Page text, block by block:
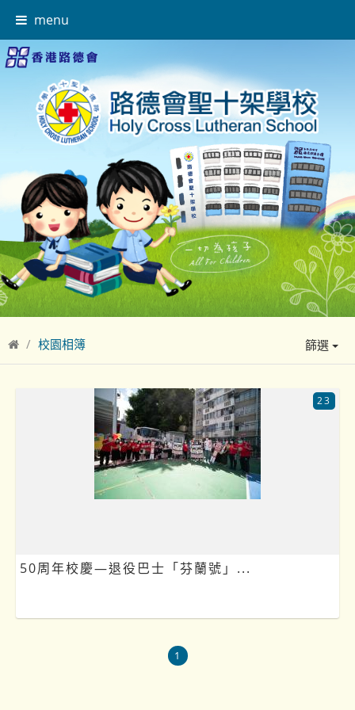
menu
校園相簿 篩選
50周年校慶—退役巴士「芬蘭號」...
23
1